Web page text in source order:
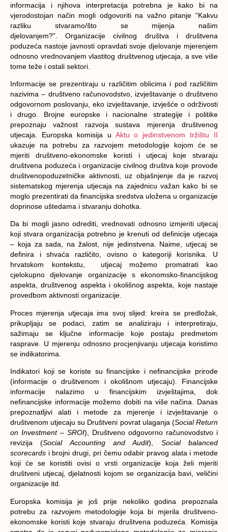
informacija i njihova interpretacija potrebna je kako bi na
vjerodostojan način mogli odgovoriti na važno pitanje “Kakvu
razliku stvaramo/što se mijenja našim
djelovanjem?”. Organizacije civilnog društva i društvena
poduzeća nastoje javnosti opravdati svoje djelovanje mjerenjem
odnosno vrednovanjem vlastitog društvenog utjecaja , a sve više
tome teže i ostali sektori.
Informacije se prezentiraju u različitim oblicima i pod različitim
nazivima – društveno računovodstvo, izvještavanje o društveno
odgovornom poslovanju, eko izvještavanje, izvješće o održivosti
i drugo. Brojne europske i nacionalne strategije i politike
prepoznaju važnost razvoja sustava mjerenja društvenog
utjecaja. Europska komisija u Aktu o jedinstvenom tržištu II
ukazuje na potrebu za razvojem metodologije kojom će se
mjeriti društveno-ekonomske koristi i utjecaj koje stvaraju
društvena poduzeća i organizacije civilnog društva koje provode
društvenopoduzetničke aktivnosti, uz objašnjenje da je razvoj
sistematskog mjerenja utjecaja na zajednicu važan kako bi se
moglo prezentirati da financijska sredstva uložena u organizacije
doprinose uštedama i stvaranju dohotka.
Da bi mogli jasno odrediti, vrednovati odnosno izmjeriti utjecaj
koji stvara organizacija potrebno je krenuti od definicije utjecaja
– koja za sada, na žalost, nije jedinstvena. Naime, utjecaj se
definira i shvaća različito, ovisno o kategoriji korisnika. U
hrvatskom kontekstu, utjecaj možemo promatrati kao
cjelokupno djelovanje organizacije s ekonomsko-financijskog
aspekta, društvenog aspekta i okolišnog aspekta, koje nastaje
provedbom aktivnosti organizacije.
Proces mjerenja utjecaja ima svoj slijed: kreira se predložak,
prikupljaju se podaci, zatim se analiziraju i interpretiraju,
sažimaju se ključne informacije koje postaju predmetom
rasprave. U mjerenju odnosno procjenjivanju utjecaja koristimo
se indikatorima.
Indikatori koji se koriste su financijske i nefinancijske prirode
(informacije o društvenom i okolišnom utjecaju). Financijske
informacije nalazimo u financijskim izvještajima, dok
nefinancijske informacije možemo dobiti na više načina. Danas
prepoznatljivi alati i metode za mjerenje i izvještavanje o
društvenom utjecaju su Društveni povrat ulaganja (Social Return
on Investment – SROI), Društveno odgovorno računovodstvo i
revizija (Social Accounting and Audit), Social balanced
scorecards i brojni drugi, pri čemu odabir pravog alata i metode
koji će se koristiti ovisi o vrsti organizacije koja želi mjeriti
društveni utjecaj, djelatnosti kojom se organizacija bavi, veličini
organizacije itd.
Europska komisija je još prije nekoliko godina prepoznala
potrebu za razvojem metodologije koja bi mjerila društveno-
ekonomske koristi koje stvaraju društvena poduzeća. Komisija